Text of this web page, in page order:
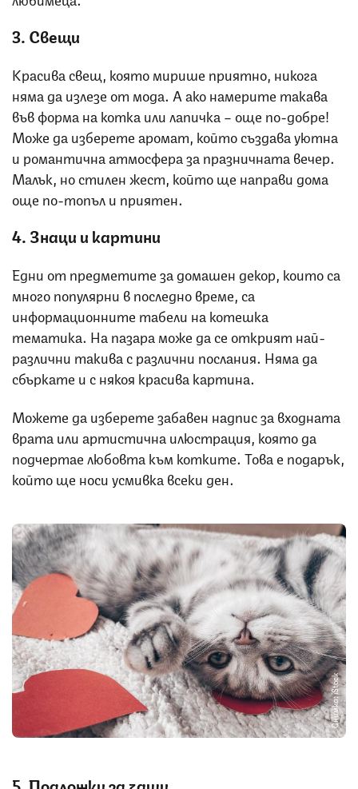
3. Свещи
Красива свещ, която мирише приятно, никога
няма да излезе от мода. А ако намерите такава
във форма на котка или лапичка – още по-добре!
Може да изберете аромат, който създава уютна
и романтична атмосфера за празничната вечер.
Малък, но стилен жест, който ще направи дома
още по-топъл и приятен.
4. Знаци и картини
Едни от предметите за домашен декор, които са
много популярни в последно време, са
информационните табели на котешка
тематика. На пазара може да се открият най-
различни такива с различни послания. Няма да
сбъркате и с някоя красива картина.
Можете да изберете забавен надпис за входната
врата или артистична илюстрация, която да
подчертае любовта към котките. Това е подарък,
който ще носи усмивка всеки ден.
Снимка: iStock
5. Подложки за чаши